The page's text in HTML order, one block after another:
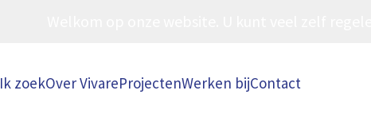
Ik zoekOver VivareProjectenWerken bijContact